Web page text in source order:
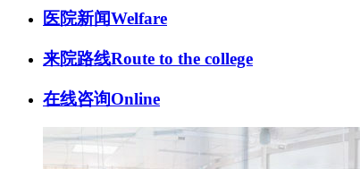
医院新闻Welfare
来院路线Route to the college
在线咨询Online